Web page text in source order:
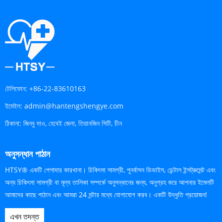
টেলিফোন: +86-22-83610163
ইমেইল: admin@hantengshengye.com
ঠিকানা: জিনবু দাও, হেবেই জেলা, তিয়ানজিন সিটি, চীন
অনুসন্ধান পাঠান
HTSY® একটি পেশাদার কারখানা। চিকিৎসা সামগ্রী, পুনর্বাসন ডিভাইস, ডেন্টাল ইন্সট্রুমেন্ট এবং
অন্য চিকিৎসা সামগ্রী বা মূল্য তালিকা সম্পর্কে অনুসন্ধানের জন্য, অনুগ্রহ করে আপনার ইমেলটি
আমাদের কাছে পাঠান এবং আমরা 24 ঘন্টার মধ্যে যোগাযোগ করব। একটি উদ্ধৃতি প্রয়োজন!
এখন তদন্ত